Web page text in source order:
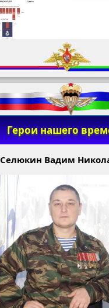
Герои нашего
Селюкин Вадим